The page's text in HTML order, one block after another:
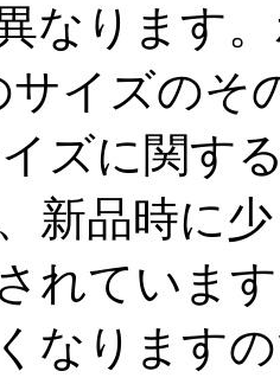
なります
サイズのそ
ズに関す
新品時に
れていま
なります